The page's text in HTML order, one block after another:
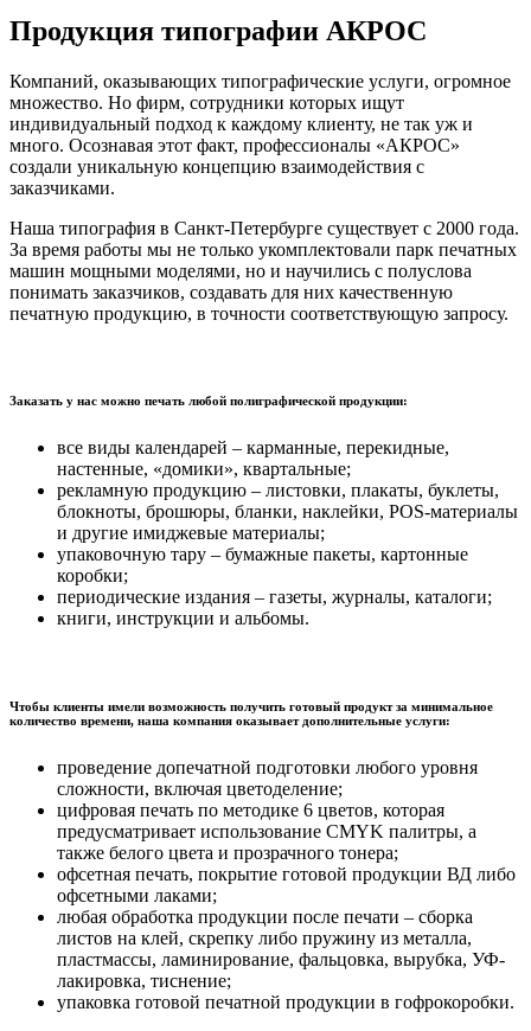
Продукция типографии АКРОС
Компаний, оказывающих типографические услуги, огромное
множество. Но фирм, сотрудники которых ищут
индивидуальный подход к каждому клиенту, не так уж и
много. Осознавая этот факт, профессионалы «АКРОС»
создали уникальную концепцию взаимодействия с
заказчиками.
Наша типография в Санкт-Петербурге существует с 2000 года.
За время работы мы не только укомплектовали парк печатных
машин мощными моделями, но и научились с полуслова
понимать заказчиков, создавать для них качественную
печатную продукцию, в точности соответствующую запросу.
Заказать у нас можно печать любой полиграфической продукции:
все виды календарей – карманные, перекидные,
настенные, «домики», квартальные;
рекламную продукцию – листовки, плакаты, буклеты,
блокноты, брошюры, бланки, наклейки, POS-материалы
и другие имиджевые материалы;
упаковочную тару – бумажные пакеты, картонные
коробки;
периодические издания – газеты, журналы, каталоги;
книги, инструкции и альбомы.
Чтобы клиенты имели возможность получить готовый продукт за минимальное
количество времени, наша компания оказывает дополнительные услуги:
проведение допечатной подготовки любого уровня
сложности, включая цветоделение;
цифровая печать по методике 6 цветов, которая
предусматривает использование CMYK палитры, а
также белого цвета и прозрачного тонера;
офсетная печать, покрытие готовой продукции ВД либо
офсетными лаками;
любая обработка продукции после печати – сборка
листов на клей, скрепку либо пружину из металла,
пластмассы, ламинирование, фальцовка, вырубка, УФ-
лакировка, тиснение;
упаковка готовой печатной продукции в гофрокоробки.